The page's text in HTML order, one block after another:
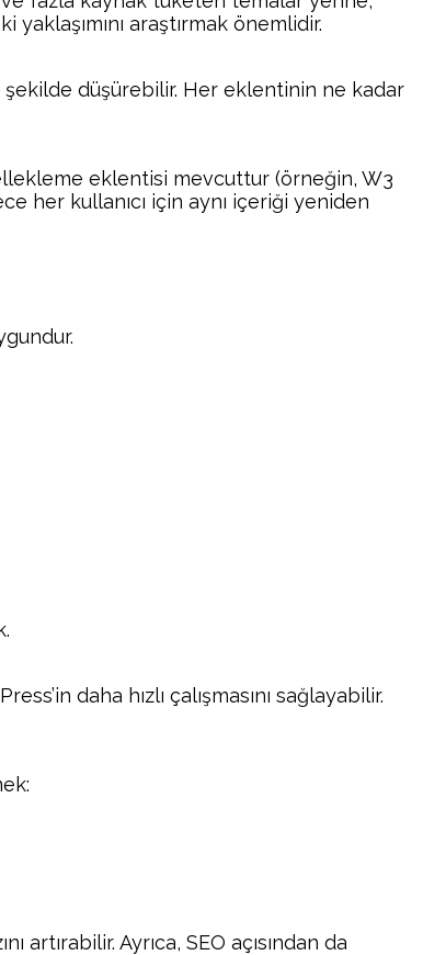
araştırmak önemlidir.
düşürebilir. Her eklentinin ne kadar
eklentisi mevcuttur (örneğin, W3
her kullanıcı için aynı içeriği yeniden
daha hızlı çalışmasını sağlayabilir.
Ayrıca, SEO açısından da